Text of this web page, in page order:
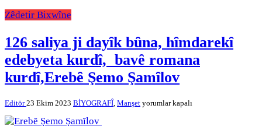
Zêdetir Bixwîne
126 saliya ji dayȋk bȗna, hȋmdarekȋ
edebyeta kurdȋ, bavȇ romana
kurdȋ,Erebȇ Şemo Şamȋlov
Editör23 Ekim 2023 BİYOGRAFÎ Manşet 126
yorumlar kapalı